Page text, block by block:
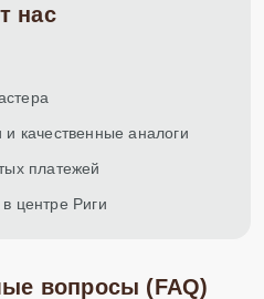
нас
качественные аналоги
платежей
центре Риги
вопросы (FAQ)